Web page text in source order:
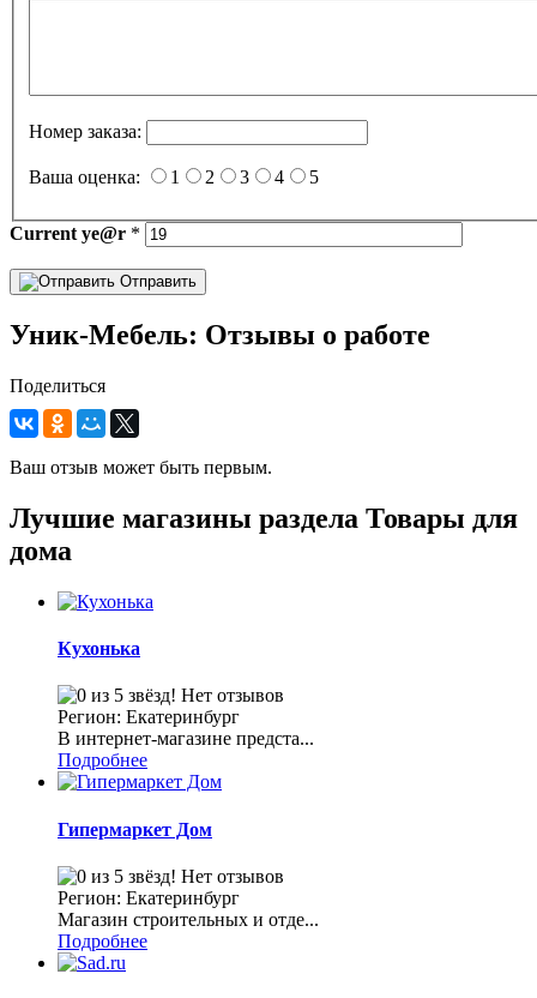
Номер заказа:
Ваша оценка: 1 2 3 4 5
Current ye@r *
Отправить
Уник-Мебель: Отзывы о работе
Поделиться
Ваш отзыв может быть первым.
Лучшие магазины раздела Товары для
дома
Кухонька
Нет отзывов
Регион: Екатеринбург
В интернет-магазине предста...
Подробнее
Гипермаркет Дом
Нет отзывов
Регион: Екатеринбург
Магазин строительных и отде...
Подробнее